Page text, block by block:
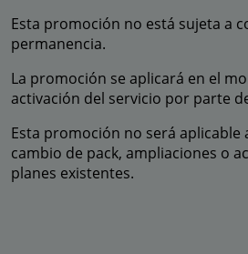
Esta promoción no está sujeta a
permanencia.
La promoción se aplicará en el
activación del servicio por parte
Esta promoción no será aplicable
cambio de pack, ampliaciones o
planes existentes.